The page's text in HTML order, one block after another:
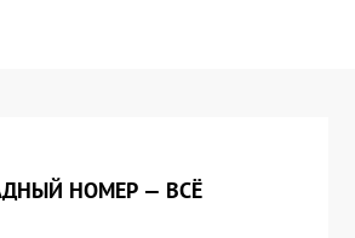
НОМЕР — ВСЁ